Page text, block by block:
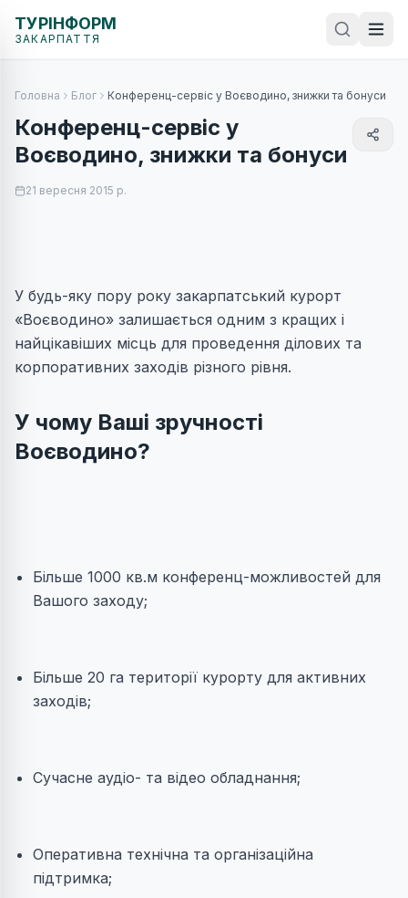
ТУРІНФОРМ
ЗАКАРПАТТЯ
Головна Блог Конференц-сервіс у Воєводино, знижки та бонуси
Конференц-сервіс у
Воєводино, знижки та бонуси
21 вересня 2015 р.
У будь-яку пору року закарпатський курорт
«Воєводино» залишається одним з кращих і
найцікавіших місць для проведення ділових та
корпоративних заходів різного рівня.
У чому Ваші зручності
Воєводино?
Більше 1000 кв.м конференц-можливостей для
Вашого заходу;
Більше 20 га території курорту для активних
заходів;
Сучасне аудіо- та відео обладнання;
Оперативна технічна та організаційна
підтримка;